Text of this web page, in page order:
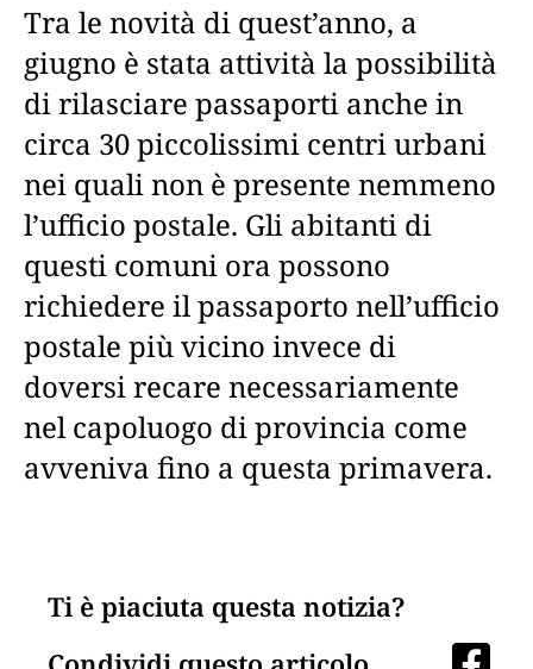
Tra le novità di quest’anno, a
giugno è stata attività la possibilità
di rilasciare passaporti anche in
circa 30 piccolissimi centri urbani
nei quali non è presente nemmeno
l’ufficio postale. Gli abitanti di
questi comuni ora possono
richiedere il passaporto nell’ufficio
postale più vicino invece di
doversi recare necessariamente
nel capoluogo di provincia come
avveniva fino a questa primavera.
Ti è piaciuta questa notizia?